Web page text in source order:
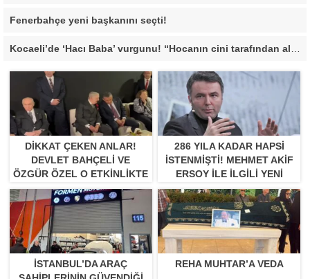
Fenerbahçe yeni başkanını seçti!
DIKKAT ÇEKEN ANLAR!
DEVLET BAHÇELI VE
ÖZGÜR ÖZEL O ETKINLIKTE
BIR ARAYA GELDILER
286 YILA KADAR HAPSI
ISTENMIŞTI! MEHMET AKIF
ERSOY ILE ILGILI YENI
GELIŞME
İSTANBUL’DA ARAÇ
REHA MUHTAR’A VEDA